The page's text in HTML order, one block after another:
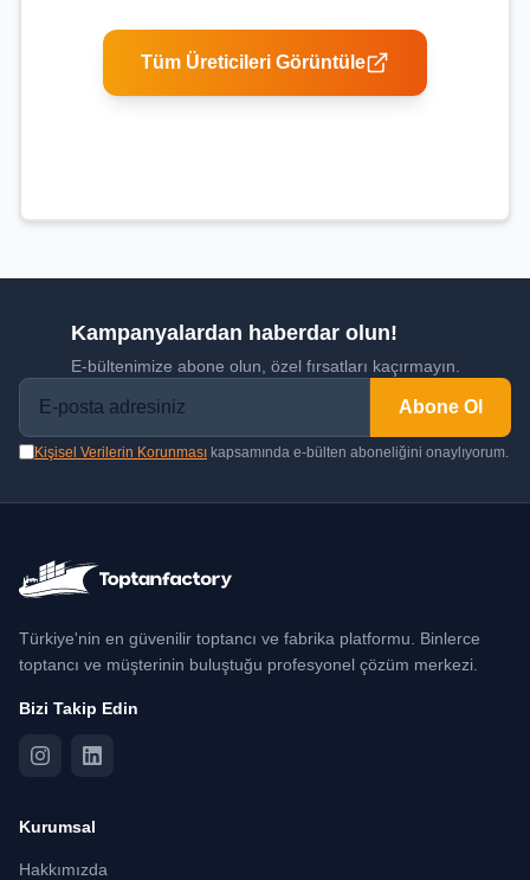
Tüm Üreticileri Görüntüle
Kampanyalardan haberdar olun!
E-bültenimize abone olun, özel fırsatları kaçırmayın.
Abone Ol
Kişisel Verilerin Korunması kapsamında e-bülten aboneliğini onaylıyorum.
Türkiye'nin en güvenilir toptancı ve fabrika platformu. Binlerce
toptancı ve müşterinin buluştuğu profesyonel çözüm merkezi.
Bizi Takip Edin
Kurumsal
Hakkımızda